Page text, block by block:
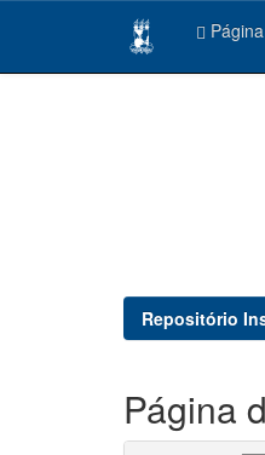
Repositório
Página